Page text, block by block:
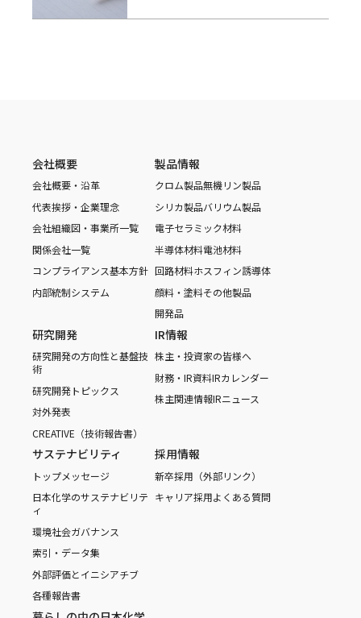
会社概要
会社概要・沿革
代表挨拶・企業理念
会社組織図・事業所一覧
関係会社一覧
コンプライアンス基本方針
内部統制システム
製品情報
クロム製品無機リン製品
シリカ製品バリウム製品
電子セラミック材料
半導体材料電池材料
回路材料ホスフィン誘導体
顔料・塗料その他製品
開発品
研究開発
研究開発の方向性と基盤技
術
研究開発トピックス
対外発表
CREATIVE（技術報告書）
IR情報
株主・投資家の皆様へ
財務・IR資料IRカレンダー
株主関連情報IRニュース
サステナビリティ
トップメッセージ
日本化学のサステナビリテ
ィ
環境社会ガバナンス
索引・データ集
外部評価とイニシアチブ
各種報告書
採用情報
新卒採用（外部リンク）
キャリア採用よくある質問